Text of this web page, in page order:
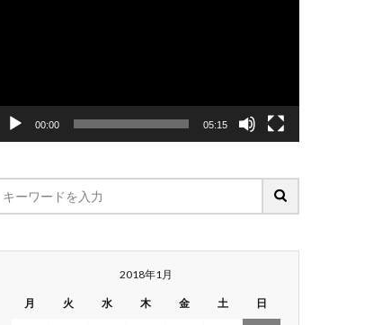
00:00 05:15
2018年1月
月 火 水 木 金 土 日